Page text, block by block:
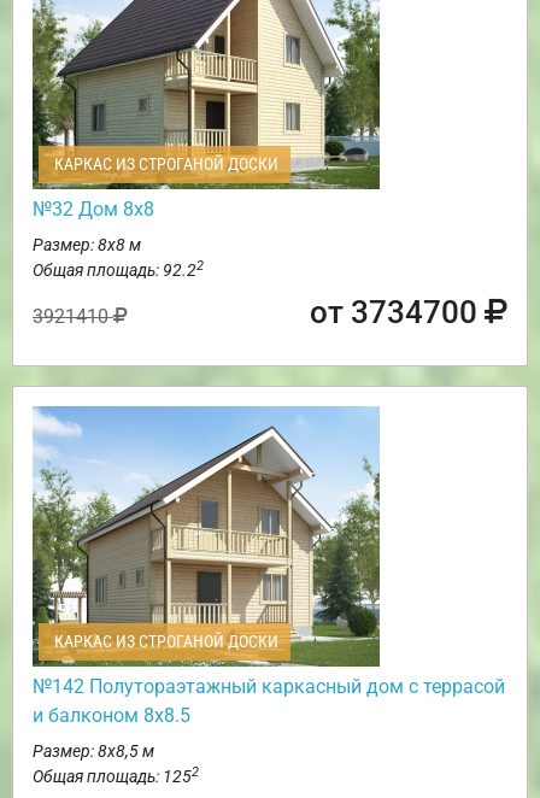
КАРКАС ИЗ СТРОГАНОЙ ДОСКИ
№32 Дом 8х8
Размер: 8х8 м
Общая площадь: 92.22
3921410 от 3734700
КАРКАС ИЗ СТРОГАНОЙ ДОСКИ
№142 Полутораэтажный каркасный дом с террасой
и балконом 8х8.5
Размер: 8х8,5 м
Общая площадь: 1252